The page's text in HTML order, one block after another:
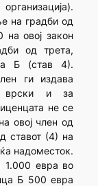
на градби од
на овој закон
од трета,
Б (став 4).
ги издава
врски и за
не се
овој член од
ставот (4) на
надоместок.
1.000 евра во
Б 500 евра